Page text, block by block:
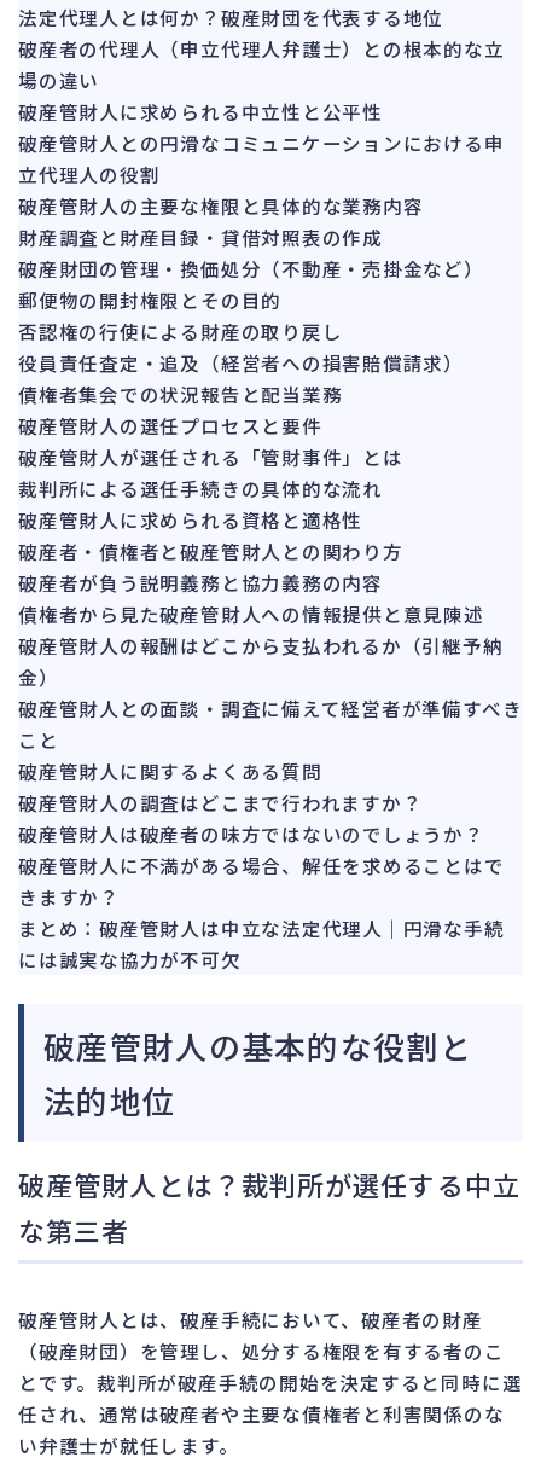
事業運営 388
品質・リコール
情報漏洩・サイバー 269
事業再編 71
手続 701
私的整理
法的整理 476
債権者対応 19
換価・競売 55
法定代理人とは何か？破産財団を代表する地位
破産者の代理人（申立代理人弁護士）との根本的な立
場の違い
破産管財人に求められる中立性と公平性
破産管財人との円滑なコミュニケーションにおける申
立代理人の役割
破産管財人の主要な権限と具体的な業務内容
財産調査と財産目録・貸借対照表の作成
破産財団の管理・換価処分（不動産・売掛金など）
郵便物の開封権限とその目的
否認権の行使による財産の取り戻し
役員責任査定・追及（経営者への損害賠償請求）
債権者集会での状況報告と配当業務
破産管財人の選任プロセスと要件
破産管財人が選任される「管財事件」とは
裁判所による選任手続きの具体的な流れ
破産管財人に求められる資格と適格性
破産者・債権者と破産管財人との関わり方
破産者が負う説明義務と協力義務の内容
債権者から見た破産管財人への情報提供と意見陳述
破産管財人の報酬はどこから支払われるか（引継予納
金）
破産管財人との面談・調査に備えて経営者が準備すべき
こと
破産管財人に関するよくある質問
破産管財人の調査はどこまで行われますか？
破産管財人は破産者の味方ではないのでしょうか？
破産管財人に不満がある場合、解任を求めることはで
きますか？
まとめ：破産管財人は中立な法定代理人｜円滑な手続
には誠実な協力が不可欠
破産管財人の基本的な役割と
法的地位
破産管財人とは？裁判所が選任する中立
な第三者
破産管財人とは、破産手続において、破産者の財産
（破産財団）を管理し、処分する権限を有する者のこ
とです。裁判所が破産手続の開始を決定すると同時に選
任され、通常は破産者や主要な債権者と利害関係のな
い弁護士が就任します。